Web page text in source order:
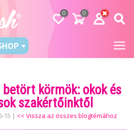
0 0
betört körmök: okok és
szakértőinktől
15 | << Vissza az összes blogtémához